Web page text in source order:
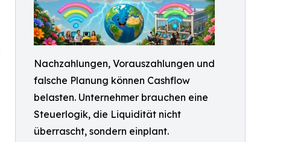
Nachzahlungen, Vorauszahlungen und
falsche Planung können Cashflow
belasten. Unternehmer brauchen eine
Steuerlogik, die Liquidität nicht
überrascht, sondern einplant.